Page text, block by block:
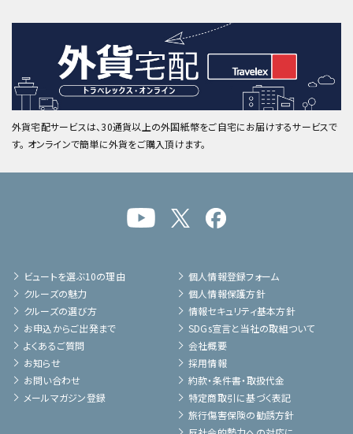
外貨宅配サービスは、30通貨以上の外国紙幣をご自宅にお届けするサービスで
す。 オンラインで簡単に外貨をご購入頂けます。
ビュートを選ぶ10の理由
クルーズの魅力
クルーズの選び方
お申込からご出発まで
よくあるご質問
お知らせ
お問い合わせ
メールマガジン登録
個人情報登録フォーム
個人情報保護方針
情報セキュリティ基本方針
SDGs宣言と当社の取組ついて
会社概要
採用情報
約款・条件書・取扱代金
特定商取引に基づく表記
旅行傷害保険の勧誘方針